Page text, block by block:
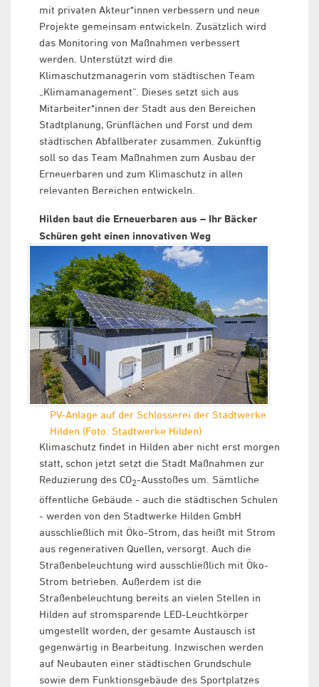
mit privaten Akteur*innen verbessern und neue
Projekte gemeinsam entwickeln. Zusätzlich wird
das Monitoring von Maßnahmen verbessert
werden. Unterstützt wird die
Klimaschutzmanagerin vom städtischen Team
„Klimamanagement“. Dieses setzt sich aus
Mitarbeiter*innen der Stadt aus den Bereichen
Stadtplanung, Grünflächen und Forst und dem
städtischen Abfallberater zusammen. Zukünftig
soll so das Team Maßnahmen zum Ausbau der
Erneuerbaren und zum Klimaschutz in allen
relevanten Bereichen entwickeln.
Hilden baut die Erneuerbaren aus – Ihr Bäcker
Schüren geht einen innovativen Weg
PV-Anlage auf der Schlosserei der Stadtwerke
Hilden (Foto: Stadtwerke Hilden)
Klimaschutz findet in Hilden aber nicht erst morgen
statt, schon jetzt setzt die Stadt Maßnahmen zur
Reduzierung des CO2-Ausstoßes um. Sämtliche
öffentliche Gebäude - auch die städtischen Schulen
- werden von den Stadtwerke Hilden GmbH
ausschließlich mit Öko-Strom, das heißt mit Strom
aus regenerativen Quellen, versorgt. Auch die
Straßenbeleuchtung wird ausschließlich mit Öko-
Strom betrieben. Außerdem ist die
Straßenbeleuchtung bereits an vielen Stellen in
Hilden auf stromsparende LED-Leuchtkörper
umgestellt worden, der gesamte Austausch ist
gegenwärtig in Bearbeitung. Inzwischen werden
auf Neubauten einer städtischen Grundschule
sowie dem Funktionsgebäude des Sportplatzes